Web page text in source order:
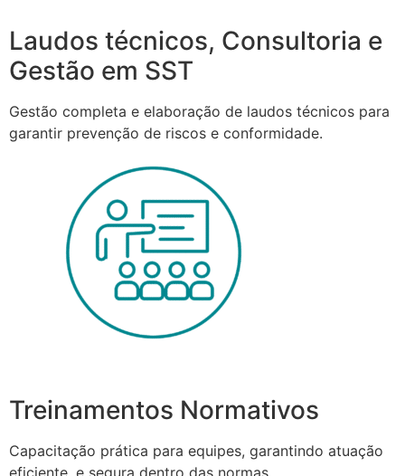
Laudos técnicos, Consultoria e
Gestão em SST
Gestão completa e elaboração de laudos técnicos para
garantir prevenção de riscos e conformidade.
Treinamentos Normativos
Capacitação prática para equipes, garantindo atuação
eficiente, e segura dentro das normas.